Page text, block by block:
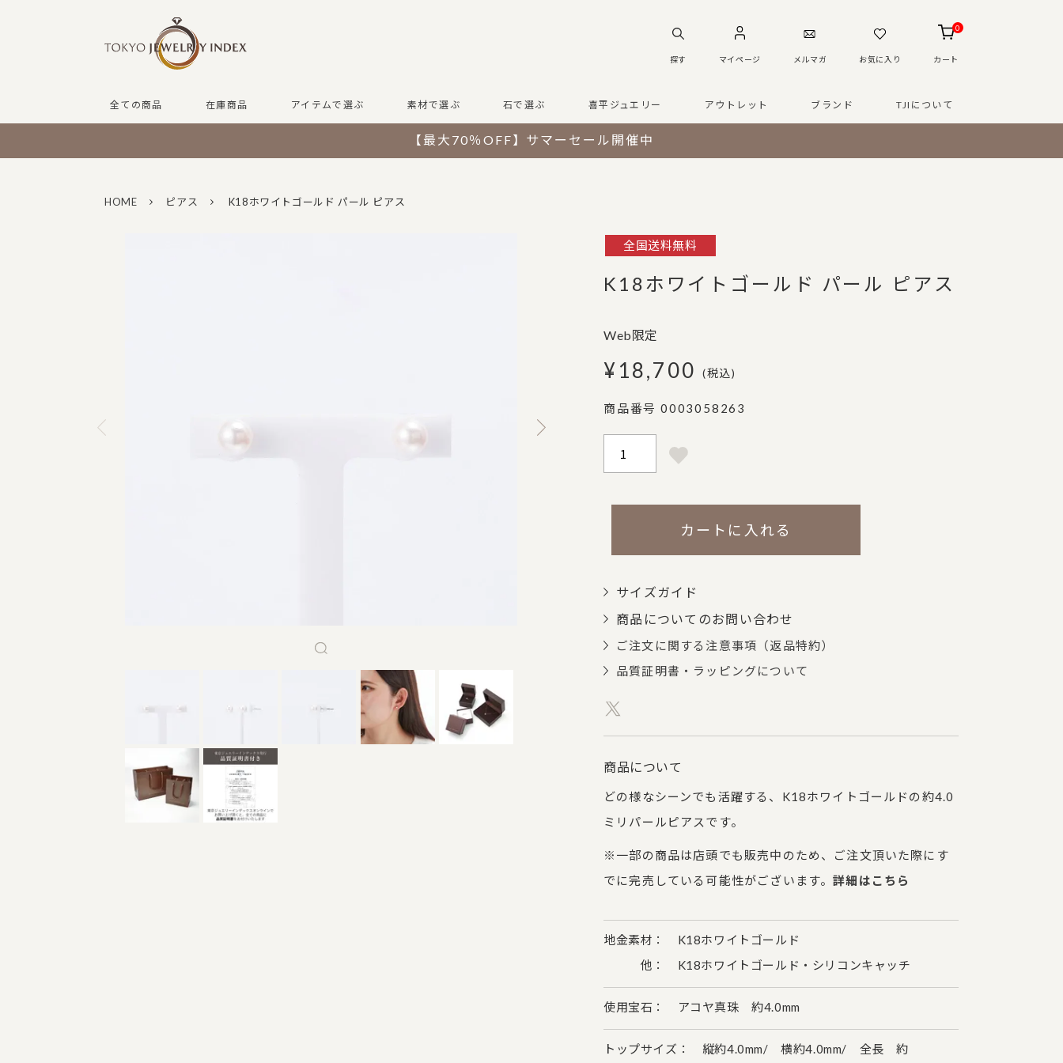
探す マイページ メルマガ お気に入り
0
カート
全ての商品 在庫商品 アイテムで選ぶ 素材で選ぶ 石で選ぶ 喜平ジュエリー アウトレット ブランド TJIについて
【最大70％OFF】サマーセール開催中
HOME ピアス K18ホワイトゴールド パール ピアス
全国送料無料
K18ホワイトゴールド パール ピアス
Web限定
¥18,700 税込
商品番号 0003058263
カートに入れる
サイズガイド
商品についてのお問い合わせ
ご注文に関する注意事項（返品特約）
品質証明書・ラッピングについて
商品について
どの様なシーンでも活躍する、K18ホワイトゴールドの約4.0
ミリパールピアスです。
※一部の商品は店頭でも販売中のため、ご注文頂いた際にす
でに完売している可能性がございます。詳細はこちら
地金素材： K18ホワイトゴールド
他： K18ホワイトゴールド・シリコンキャッチ
使用宝石： アコヤ真珠 約4.0mm
トップサイズ： 縦約4.0mm/ 横約4.0mm/ 全長 約